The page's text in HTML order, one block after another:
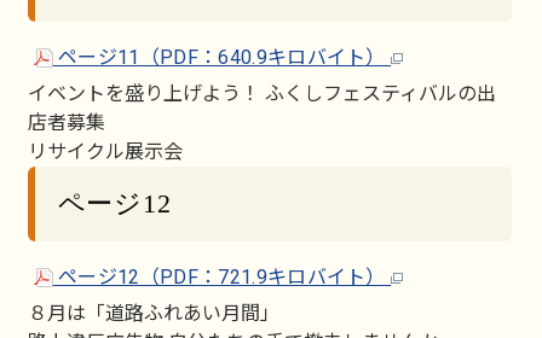
ページ11（PDF：640.9キロバイト）
イベントを盛り上げよう！ ふくしフェスティバルの出
店者募集
リサイクル展示会
ページ12
ページ12（PDF：721.9キロバイト）
８月は「道路ふれあい月間」